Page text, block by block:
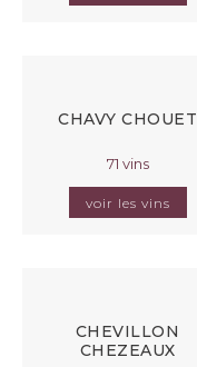
CHAVY CHOUET
71 vins
voir les vins
CHEVILLON
CHEZEAUX